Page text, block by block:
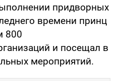
придворных
времени принц
800
и посещал в
мероприятий.